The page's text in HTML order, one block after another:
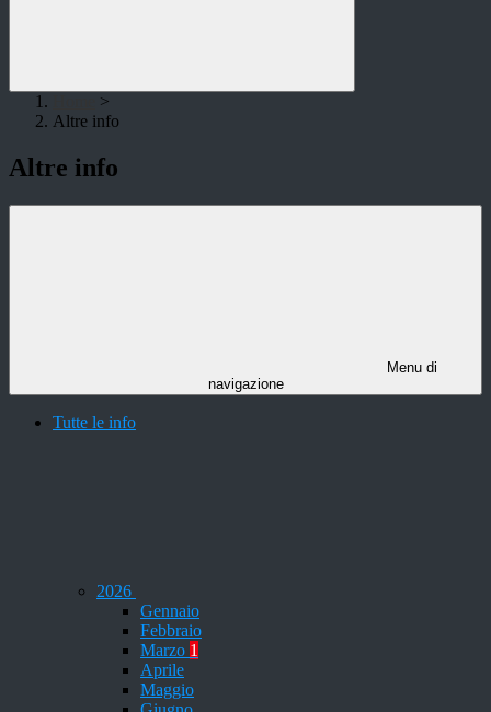
>
Altre info
Altre info
Menu di
navigazione
Tutte le info
2026
Gennaio
Febbraio
Marzo 1
Aprile
Maggio